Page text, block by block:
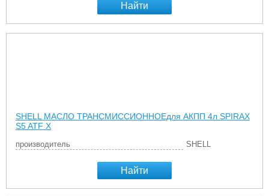
Найти
SHELL МАСЛО ТРАНСМИССИОННОЕдля АКПП 4л SPIRAX
S5 ATF X
производитель SHELL
Найти